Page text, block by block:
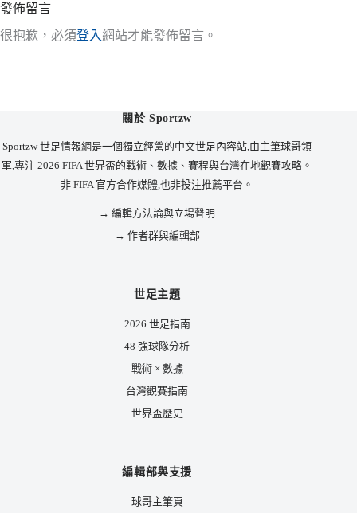
發佈留言
很抱歉，必須登入網站才能發佈留言。
關於 Sportzw
Sportzw 世足情報網是一個獨立經營的中文世足內容站,由主筆球哥領
軍,專注 2026 FIFA 世界盃的戰術、數據、賽程與台灣在地觀賽攻略。
非 FIFA 官方合作媒體,也非投注推薦平台。
→ 編輯方法論與立場聲明
→ 作者群與編輯部
世足主題
2026 世足指南
48 強球隊分析
戰術 × 數據
台灣觀賽指南
世界盃歷史
編輯部與支援
球哥主筆頁